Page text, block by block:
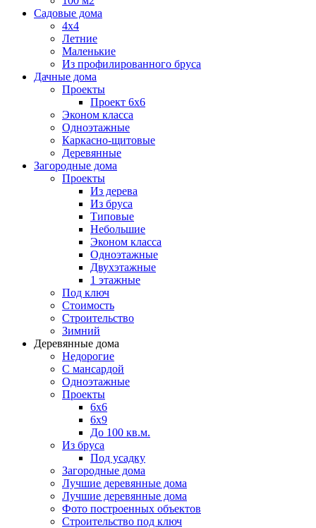
Садовые дома
4х4
Летние
Маленькие
Из профилированного бруса
Дачные дома
Проекты
Проект 6х6
Эконом класса
Одноэтажные
Каркасно-щитовые
Деревянные
Загородные дома
Проекты
Из дерева
Из бруса
Типовые
Небольшие
Эконом класса
Одноэтажные
Двухэтажные
1 этажные
Под ключ
Стоимость
Строительство
Зимний
Деревянные дома
Недорогие
С мансардой
Одноэтажные
Проекты
6х6
6х9
До 100 кв.м.
Из бруса
Под усадку
Загородные дома
Лучшие деревянные дома
Лучшие деревянные дома
Фото построенных объектов
Строительство под ключ